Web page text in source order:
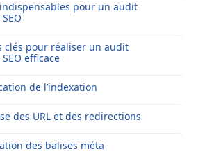
pour un audit
clés pour réaliser un audit
efficace
de l’indexation
des URL et des redirections
des balises méta